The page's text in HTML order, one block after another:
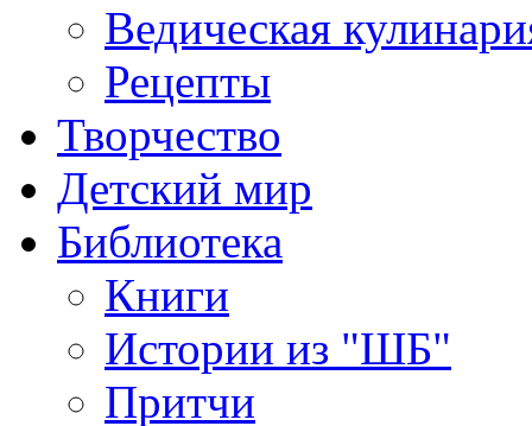
Ведическая
Рецепты
Творчество
Детский мир
Библиотека
Книги
Истории из "ШБ"
Притчи